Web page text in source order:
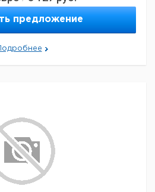
предложение
Подробнее